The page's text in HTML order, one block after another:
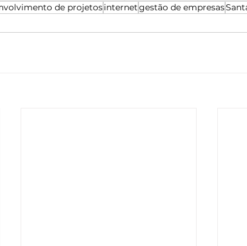
de projetosinternetgestão de empresas